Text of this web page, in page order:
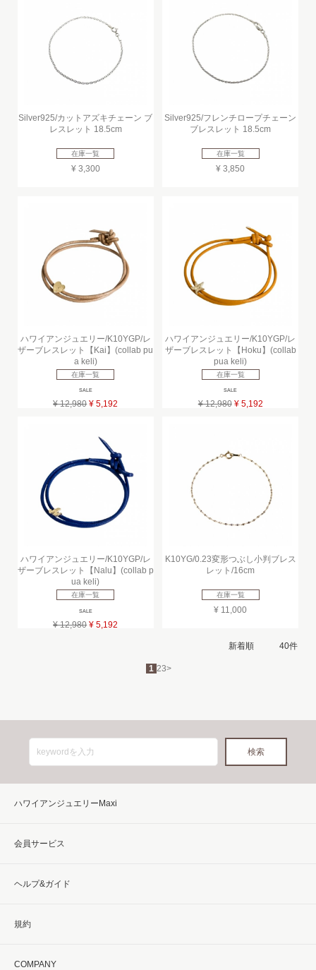
Silver925/カットアズキチェーン ブ
レスレット 18.5cm
在庫一覧
¥ 3,300
Silver925/フレンチロープチェーン
ブレスレット 18.5cm
在庫一覧
¥ 3,850
ハワイアンジュエリー/K10YGP/レ
ザーブレスレット【Kai】(collab pu
a keli)
在庫一覧
SALE
¥ 12,980 ¥ 5,192
ハワイアンジュエリー/K10YGP/レ
ザーブレスレット【Hoku】(collab
pua keli)
在庫一覧
SALE
¥ 12,980 ¥ 5,192
ハワイアンジュエリー/K10YGP/レ
ザーブレスレット【Nalu】(collab p
ua keli)
在庫一覧
SALE
¥ 12,980 ¥ 5,192
K10YG/0.23変形つぶし小判ブレス
レット/16cm
在庫一覧
¥ 11,000
1 23>
ハワイアンジュエリーMaxi
会員サービス
ヘルプ&ガイド
規約
COMPANY